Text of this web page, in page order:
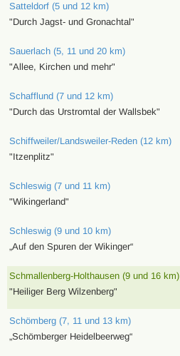
Satteldorf (5 und 12 km)
"Durch Jagst- und Gronachtal"
Sauerlach (5, 11 und 20 km)
"Allee, Kirchen und mehr"
Schafflund (7 und 12 km)
"Durch das Urstromtal der Wallsbek"
Schiffweiler/Landsweiler-Reden (12 km)
"Itzenplitz"
Schleswig (7 und 11 km)
"Wikingerland"
Schleswig (9 und 10 km)
„Auf den Spuren der Wikinger“
Schmallenberg-Holthausen (9 und 16 km)
"Heiliger Berg Wilzenberg"
Schömberg (7, 11 und 13 km)
„Schömberger Heidelbeerweg“